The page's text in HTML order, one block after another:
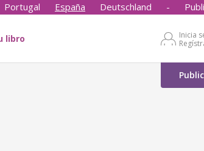
Portugal España Deutschland -
libro
Inicia